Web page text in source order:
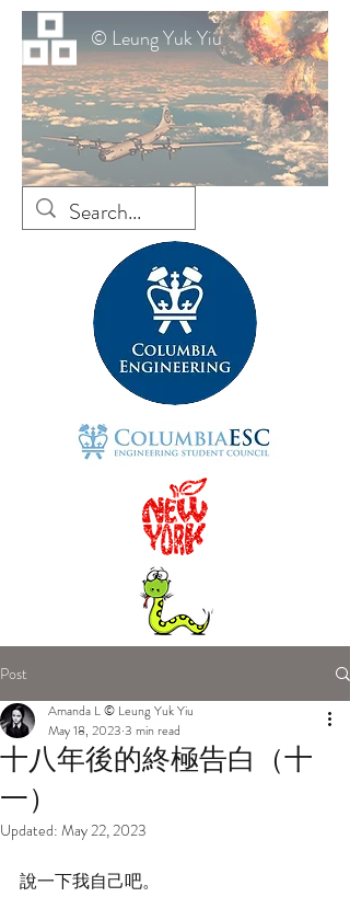
© Leung Yuk Yiu
Post
十八年後的終極告白（十
一）
Amanda L © Leung Yuk Yiu
May 18, 2023 3 min read
Updated: May 22, 2023
說一下我自己吧。